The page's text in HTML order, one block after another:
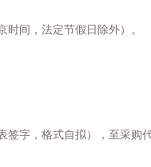
时间，法定节假日除外）。
签字，格式自拟），至采购